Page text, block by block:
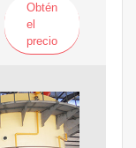
Obtén
el
precio